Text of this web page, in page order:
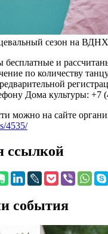
сезон на
бесплатные и
по количеству
Дома культуры: +7
можно на сайте
4535/
ссылкой
события